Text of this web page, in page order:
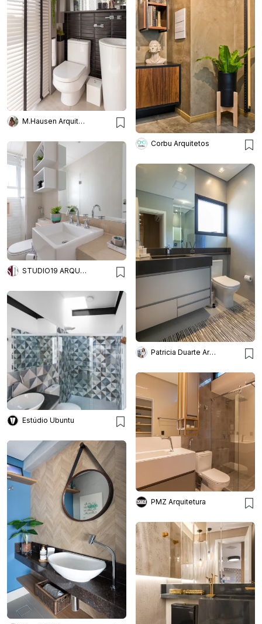
M.Hausen Arquitetura
Corbu Arquitetos
STUDIO19 ARQUITETURA E DESIGN
Patricia Duarte Arquitetura e Interiores Ltda
Estúdio Ubuntu
PMZ Arquitetura